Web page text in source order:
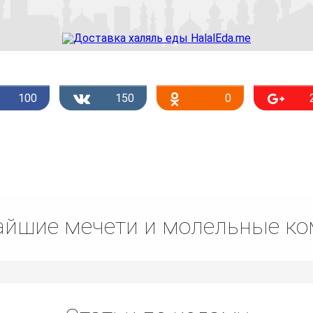
100 150 0
мечети и молельные
Списком